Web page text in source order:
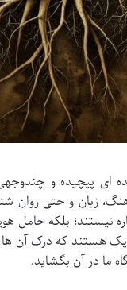
ای پیچیده و
زبان و حتی روان
نیستند؛ بلکه حامل
هستند که درک آن ها
ما در آن بگشاید.